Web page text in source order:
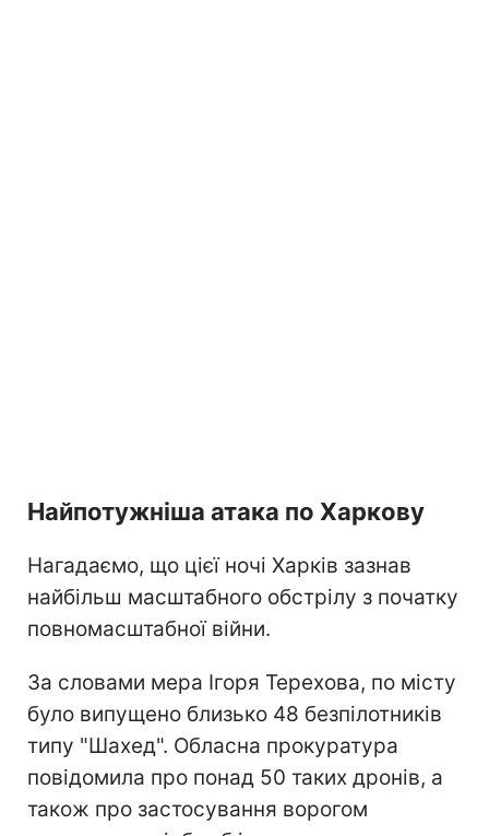
Найпотужніша атака по Харкову
Нагадаємо, що цієї ночі Харків зазнав
найбільш масштабного обстрілу з початку
повномасштабної війни.
За словами мера Ігоря Терехова, по місту
було випущено близько 48 безпілотників
типу "Шахед". Обласна прокуратура
повідомила про понад 50 таких дронів, а
також про застосування ворогом